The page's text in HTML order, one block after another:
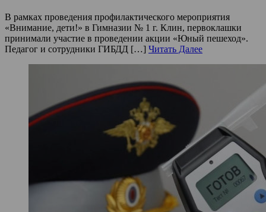
В рамках проведения профилактического мероприятия
«Внимание, дети!» в Гимназии № 1 г. Клин, первоклашки
принимали участие в проведении акции «Юный пешеход».
Педагог и сотрудники ГИБДД […] Читать Далее